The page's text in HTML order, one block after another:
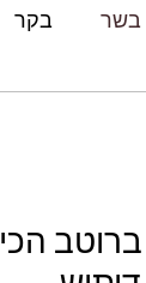
בשר בקר
הכי